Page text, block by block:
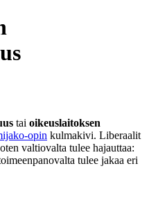
tai oikeuslaitoksen
opin kulmakivi. Liberaalit
valtiovalta tulee hajauttaa:
tulee jakaa eri